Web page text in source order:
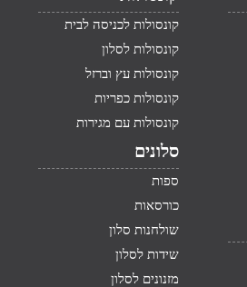
קונסולות לכניסה לבית
קונסולות לסלון
קונסולות עץ וברזל
קונסולות כפריות
קונסולות עם מגירות
סלונים
ספות
כורסאות
שולחנות סלון
שידות לסלון
מזנונים לסלון